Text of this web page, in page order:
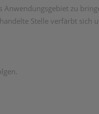
zu
Stelle verfärbt sich